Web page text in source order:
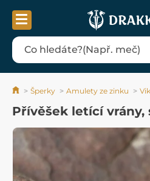
Šperky Amulety ze zinku
Přívěšek letící vrány,